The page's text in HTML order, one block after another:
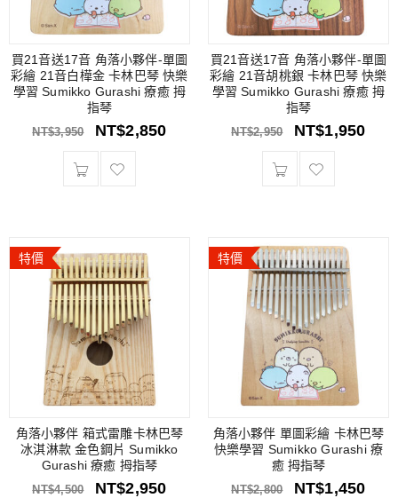
買21音送17音 角落小夥伴-單圖
彩繪 21音白樺金 卡林巴琴 快樂
學習 Sumikko Gurashi 療癒 拇
指琴
NT$3,950 NT$2,850
買21音送17音 角落小夥伴-單圖
彩繪 21音胡桃銀 卡林巴琴 快樂
學習 Sumikko Gurashi 療癒 拇
指琴
NT$2,950 NT$1,950
特價
角落小夥伴 箱式雷雕卡林巴琴
冰淇淋款 金色鋼片 Sumikko
Gurashi 療癒 拇指琴
NT$4,500 NT$2,950
特價
角落小夥伴 單圖彩繪 卡林巴琴
快樂學習 Sumikko Gurashi 療
癒 拇指琴
NT$2,800 NT$1,450